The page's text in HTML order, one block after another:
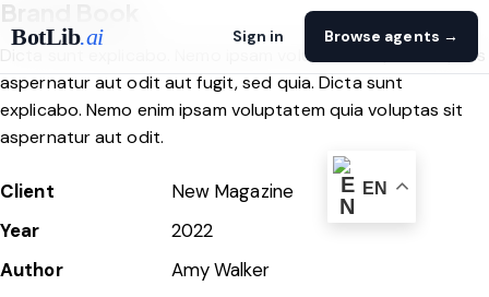
BotLib.ai Sign in Browse agents →
Brand Book
Dicta sunt explicabo. Nemo ipsam voluptatem quia voluptas
aspernatur aut odit aut fugit, sed quia. Dicta sunt
explicabo. Nemo enim ipsam voluptatem quia voluptas sit
aspernatur aut odit.
Client
New Magazine
Year
2022
Author
Amy Walker
EN